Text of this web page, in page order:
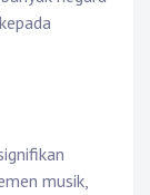
musik,